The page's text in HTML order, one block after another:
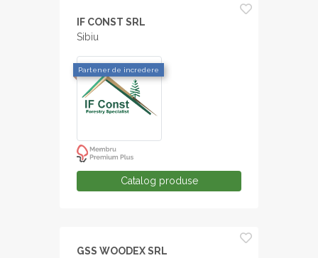
IF CONST SRL
Sibiu
Partener de incredere
Catalog produse
GSS WOODEX SRL